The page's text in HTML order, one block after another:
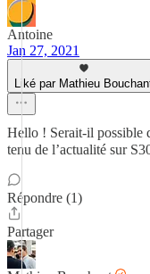
Antoine
Jan 27, 2021
Liké par Mathieu
Hello ! Serait-il possible
tenu de l’actualité sur
Répondre (1)
Partager